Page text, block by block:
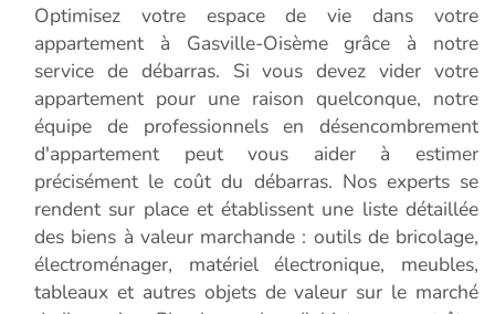
Optimisez votre espace de vie dans votre
appartement à Gasville-Oisème grâce à notre
service de débarras. Si vous devez vider votre
appartement pour une raison quelconque, notre
équipe de professionnels en désencombrement
d'appartement peut vous aider à estimer
précisément le coût du débarras. Nos experts se
rendent sur place et établissent une liste détaillée
des biens à valeur marchande : outils de bricolage,
électroménager, matériel électronique, meubles,
tableaux et autres objets de valeur sur le marché